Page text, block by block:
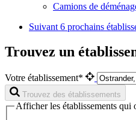
Camions de
Suivant 6 prochains
Trouvez un
Votre établissement*
Trouvez des établissements
Afficher les établissements qui